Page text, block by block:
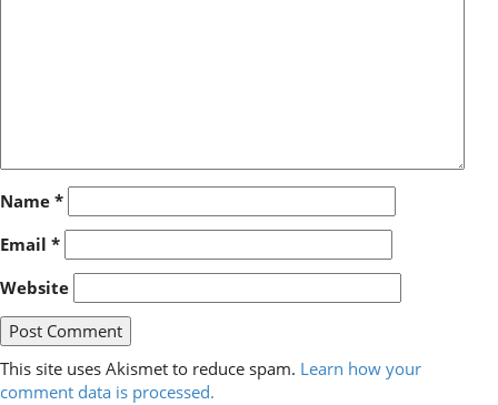
Name *
Email *
Website
This site uses Akismet to reduce spam. Learn how your
comment data is processed.